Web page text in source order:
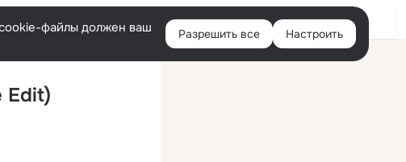
Войти
файлы должен ваш
Разрешить все Настроить
Edit)